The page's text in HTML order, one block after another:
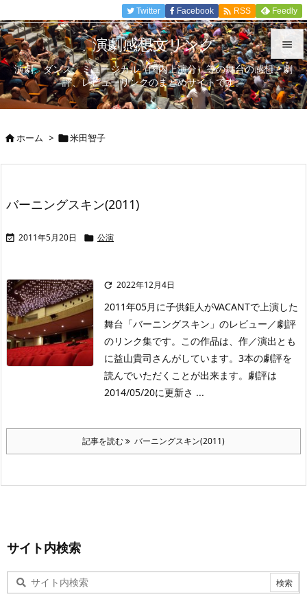


メニュ

Twitter Facebook  RSS Feedly
演劇感想文リンク
演劇、ダンス、ミュージカル（国内上演分）等の舞台の感想、劇
評、レビューリンクのまとめサイトです。
ホーム > 米田智子
バーニングスキン(2011)
 2011年5月20日  公演
 2022年12月4日
2011年05月に子供鉅人がVACANTで上演した
舞台「バーニングスキン」のレビュー／劇評
のリンク集です。この作品は、作／演出とも
に益山貴司さんがしています。3本の劇評を
読んでいただくことが出来ます。劇評は
2014/05/20に更新さ ...
記事を読む バーニングスキン(2011)
サイト内検索